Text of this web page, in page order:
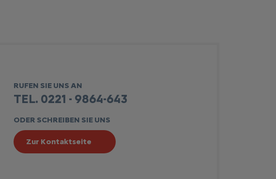
RUFEN SIE UNS AN
TEL. 0221 - 9864-643
ODER SCHREIBEN SIE UNS
Zur Kontaktseite